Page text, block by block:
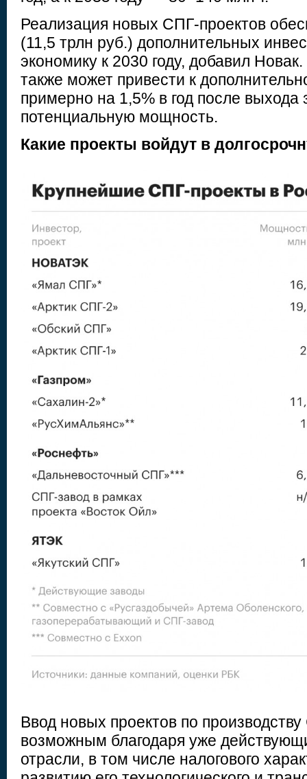
Реализация новых СПГ-проектов
(11,5 трлн руб.) дополнительных
экономику к 2030 году, добавил
также может привести к
примерно на 1,5% в год после выхода
потенциальную мощность.
Какие проекты войдут в
Ввод новых проектов по
возможным благодаря уже
отрасли, в том числе налогового